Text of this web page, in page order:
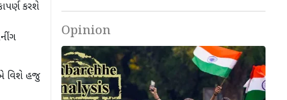
કરશે
વિશે હજુ
Opinion